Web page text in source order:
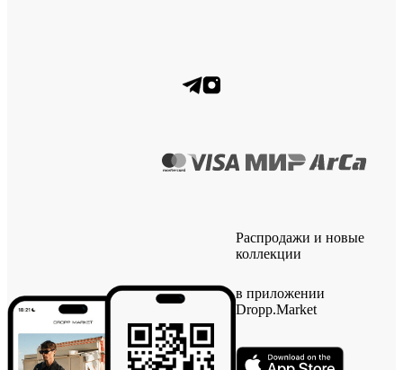
Распродажи и новые
коллекции
в приложении
Dropp.Market